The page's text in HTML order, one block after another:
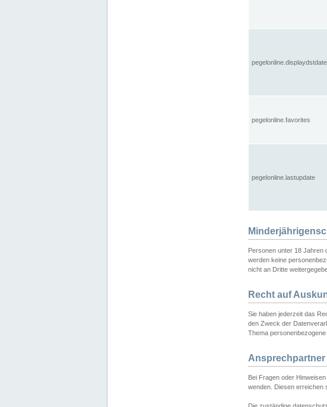
pegelonline.favorites
pegelonline.lastupdate
Personen unter 18 Jahren
werden keine
nicht an Dritte
Recht auf
Sie haben jederzeit das
den Zweck der
Thema
Bei Fragen oder
wenden. Diesen erreichen